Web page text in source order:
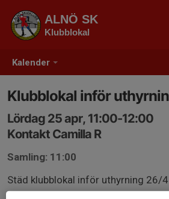
Kalender
ALNÖ SK
Klubblokal
Klubblokal inför
Lördag 25 apr, 11:00-12:00
Kontakt Camilla R
Samling: 11:00
Städ klubblokal inför uthyrning 26/4